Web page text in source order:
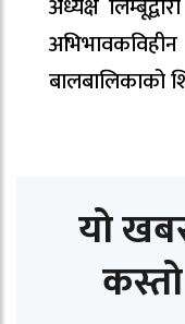
अध्यक्ष
बालबालिकाको
यो